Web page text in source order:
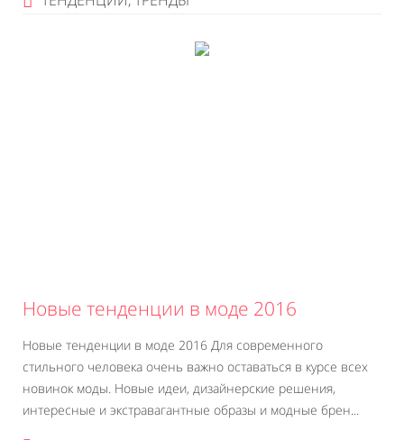
Новые тенденции в моде 2016
Новые тенденции в моде 2016 Для современного
стильного человека очень важно оставаться в курсе всех
новинок моды. Новые идеи, дизайнерские решения,
интересные и экстравагантные образы и модные брен...